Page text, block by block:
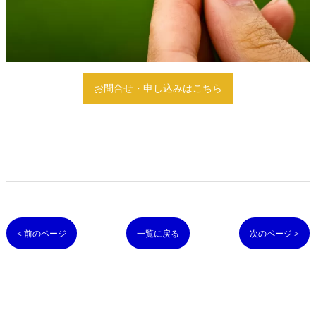
お問合せ・申し込みはこちら
< 前のページ 一覧に戻る 次のページ >